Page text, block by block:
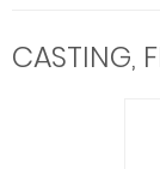
CASTING,